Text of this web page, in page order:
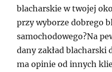
blacharskie w twojej
przy wyborze dobrego
samochodowego?Na
dany zakład blacharski
ma opinie od innych